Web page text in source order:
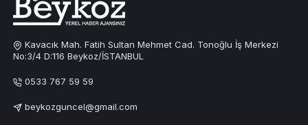
Kavacık Mah. Fatih Sultan Mehmet Cad. Tonoğlu İş Merkezi
No:3/4 D:116 Beykoz/İSTANBUL
0533 767 59 59
beykozguncel@gmail.com